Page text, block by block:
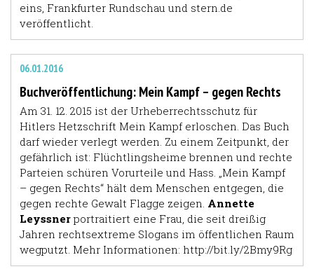
eins, Frankfurter Rundschau und stern.de
veröffentlicht.
06.01.2016
Buchveröffentlichung: Mein Kampf – gegen Rechts
Am 31. 12. 2015 ist der Urheberrechtsschutz für
Hitlers Hetzschrift Mein Kampf erloschen. Das Buch
darf wieder verlegt werden. Zu einem Zeitpunkt, der
gefährlich ist: Flüchtlingsheime brennen und rechte
Parteien schüren Vorurteile und Hass. „Mein Kampf
– gegen Rechts“ hält dem Menschen entgegen, die
gegen rechte Gewalt Flagge zeigen. Annette
Leyssnerportraitiert eine Frau, die seit dreißig
Jahren rechtsextreme Slogans im öffentlichen Raum
wegputzt. Mehr Informationen: http://bit.ly/2Bmy9Rg